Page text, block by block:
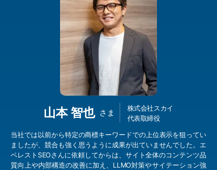
山本 智也 さま
株式会社スカイ
代表取締役
当社では以前から特定の商標キーワードでの上位表示を狙ってい
ましたが、競合も強く思うように成果が出ていませんでした。エ
ベレストSEOさんに依頼してからは、サイト全体のコンテンツ品
質向上や内部構造の改善に加え、LLMO対策やサイテーション強